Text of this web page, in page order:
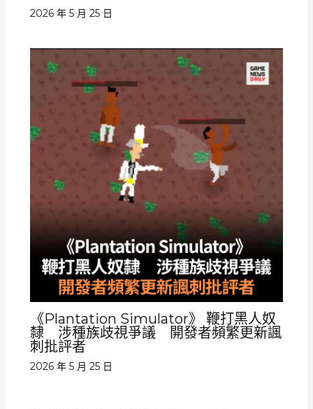
2026 年 5 月 25 日
《Plantation Simulator》 鞭打黑人奴
隸 涉種族歧視爭議 開發者頻繁更新諷
刺批評者
2026 年 5 月 25 日